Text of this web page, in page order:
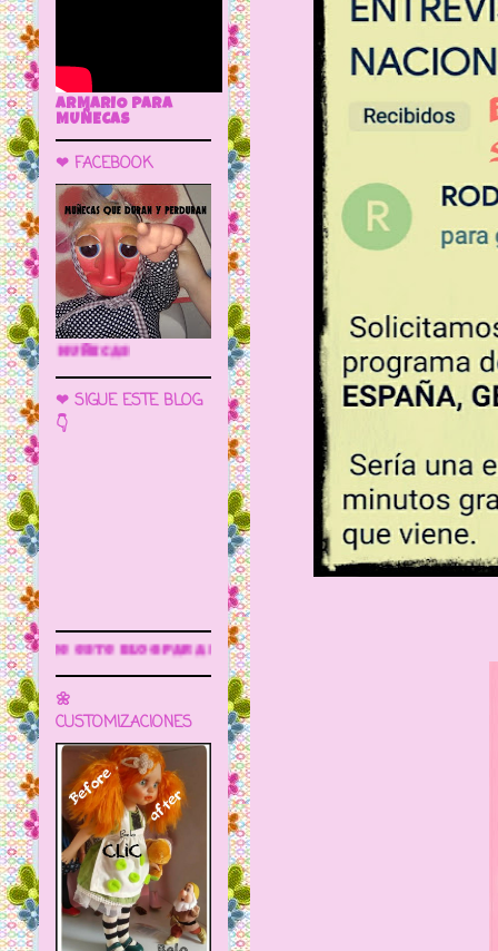
ARMARIO PARA
MUÑECAS
❤ FACEBOOK
🌼 LA CUEVA DE LAS MUÑECAS
❤ SIGUE ESTE BLOG
👇
información
🌼
CUSTOMIZACIONES